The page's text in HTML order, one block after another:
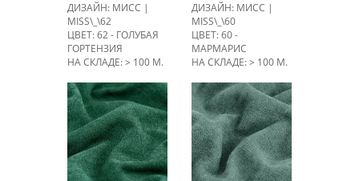
ДИЗАЙН: МИСС |
MISS\_\62
ЦВЕТ: 62 - ГОЛУБАЯ
ГОРТЕНЗИЯ
НА СКЛАДЕ: > 100 М.
ДИЗАЙН: МИСС |
MISS\_\60
ЦВЕТ: 60 -
МАРМАРИС
НА СКЛАДЕ: > 100 М.